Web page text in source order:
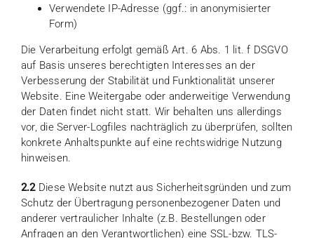
Verwendete IP-Adresse (ggf.: in anonymisierter
Form)
Die Verarbeitung erfolgt gemäß Art. 6 Abs. 1 lit. f DSGVO
auf Basis unseres berechtigten Interesses an der
Verbesserung der Stabilität und Funktionalität unserer
Website. Eine Weitergabe oder anderweitige Verwendung
der Daten findet nicht statt. Wir behalten uns allerdings
vor, die Server-Logfiles nachträglich zu überprüfen, sollten
konkrete Anhaltspunkte auf eine rechtswidrige Nutzung
hinweisen.
2.2Diese Website nutzt aus Sicherheitsgründen und zum
Schutz der Übertragung personenbezogener Daten und
anderer vertraulicher Inhalte (z.B. Bestellungen oder
Anfragen an den Verantwortlichen) eine SSL-bzw. TLS-